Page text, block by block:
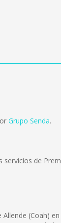
Grupo Senda.
servicios de
(Coah)